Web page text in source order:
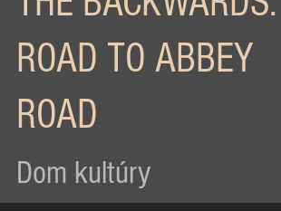
ROAD TO ABBEY
ROAD
Dom kultúry